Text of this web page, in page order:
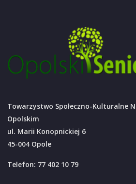
Towarzystwo Społeczno-Kulturalne
Opolskim
ul. Marii Konopnickiej 6
45-004 Opole
Telefon: 77 402 10 79